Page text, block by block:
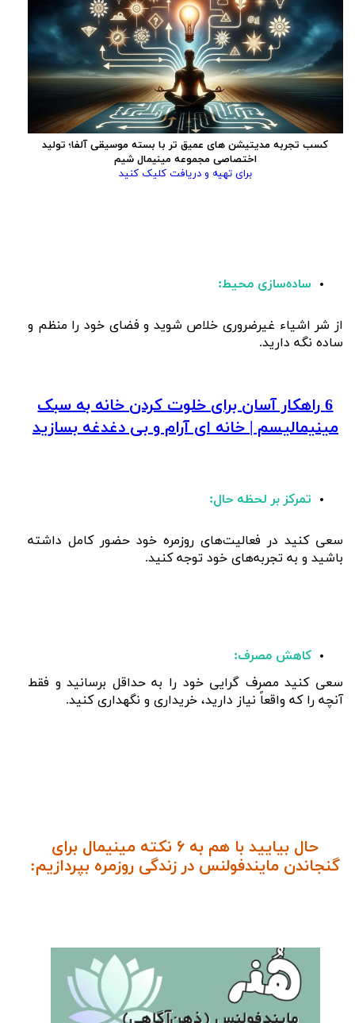
کسب تجربه مدیتیشن های عمیق تر با بسته موسیقی آلفا؛ تولید
اختصاصی مجموعه مینیمال شیم
برای تهیه و دریافت کلیک کنید
ساده‌سازی محیط:
از شر اشیاء غیرضروری خلاص شوید و فضای خود را منظم و
ساده نگه دارید.
6 راهکار آسان برای خلوت کردن خانه به سبک
مینیمالیسم | خانه ای آرام و بی دغدغه بسازید
تمرکز بر لحظه حال:
سعی کنید در فعالیت‌های روزمره خود حضور کامل داشته
باشید و به تجربه‌های خود توجه کنید.
کاهش مصرف:
سعی کنید مصرف گرایی خود را به حداقل برسانید و فقط
آنچه را که واقعاً نیاز دارید، خریداری و نگهداری کنید.
حال بیایید با هم به ۶ نکته مینیمال برای
گنجاندن مایندفولنس در زندگی روزمره بپردازیم: